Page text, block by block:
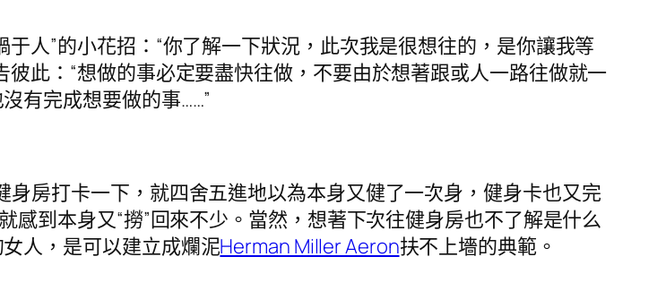
”的小花招：“你了解一下狀況，此次我是很想往的，是你讓我等
此：“想做的事必定要盡快往做，不要由於想著跟或人一路往做就一
有完成想要做的事……”
打卡一下，就四舍五進地以為本身又健了一次身，健身卡也又完
感到本身又“撈”回來不少。當然，想著下次往健身房也不了解是什么
人，是可以建立成爛泥Herman Miller Aeron扶不上墻的典範。